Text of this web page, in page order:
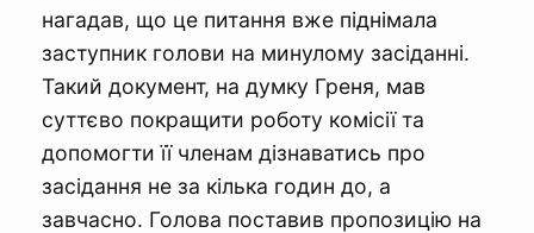
нагадав, що це питання вже піднімала
заступник голови на минулому засіданні.
Такий документ, на думку Греня, мав
суттєво покращити роботу комісії та
допомогти її членам дізнаватись про
засідання не за кілька годин до, а
завчасно. Голова поставив пропозицію на